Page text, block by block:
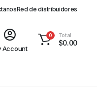
Red de distribuidores
Account
0 Total
$0.00